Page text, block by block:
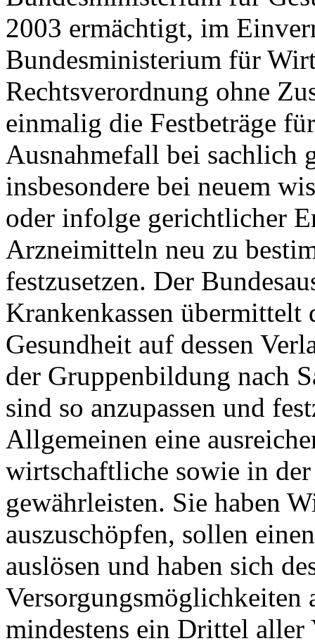
2003 ermächtigt, im
Bundesministerium für
Rechtsverordnung ohne
einmalig die Festbeträge
Ausnahmefall bei sachlich
insbesondere bei neuem
oder infolge gerichtlicher
Arzneimitteln neu zu
festzusetzen. Der
Krankenkassen
Gesundheit auf dessen
der Gruppenbildung nach
sind so anzupassen und
Allgemeinen eine
wirtschaftliche sowie in
gewährleisten. Sie haben
auszuschöpfen, sollen
auslösen und haben sich
Versorgungsmöglichkeiten
mindestens ein Drittel aller